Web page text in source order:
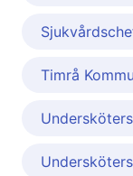
Timrå